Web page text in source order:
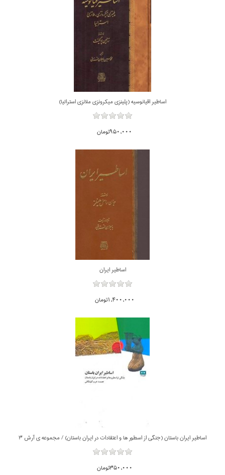
اساطير اقيانوسيه (پلينزي ميكرونزي ملانزي استراليا)
950,000تومان
اساطير ايران
1,400,000تومان
اساطير ايران باستان (جنگي از اسطور ‌ها و اعتقادات در ايران باستان) / مجموعه ي آرش 3
350,000تومان